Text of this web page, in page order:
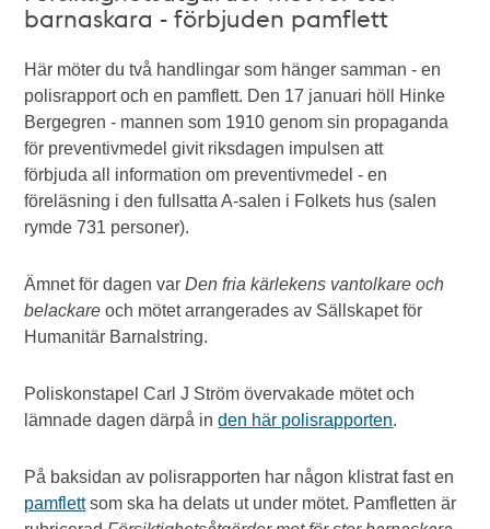
barnaskara - förbjuden pamflett
Här möter du två handlingar som hänger samman - en
polisrapport och en pamflett. Den 17 januari höll Hinke
Bergegren - mannen som 1910 genom sin propaganda
för preventivmedel givit riksdagen impulsen att
förbjuda all information om preventivmedel - en
föreläsning i den fullsatta A-salen i Folkets hus (salen
rymde 731 personer).
Ämnet för dagen varDen fria kärlekens vantolkare och
belackareoch mötet arrangerades av Sällskapet för
Humanitär Barnalstring.
Poliskonstapel Carl J Ström övervakade mötet och
lämnade dagen därpå inden här polisrapporten.
På baksidan av polisrapporten har någon klistrat fast en
pamflettsom ska ha delats ut under mötet. Pamfletten är